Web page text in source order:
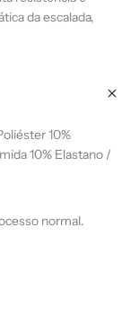
da escalada,
10%
10% Elastano /
normal.